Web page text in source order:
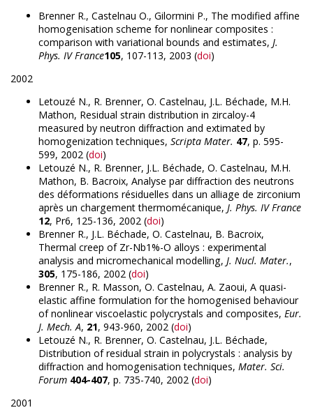
Brenner R., Castelnau O., Gilormini P., The modified affine
homogenisation scheme for nonlinear composites :
comparison with variational bounds and estimates, J.
Phys. IV France105, 107-113, 2003 (doi)
2002
Letouzé N., R. Brenner, O. Castelnau, J.L. Béchade, M.H.
Mathon, Residual strain distribution in zircaloy-4
measured by neutron diffraction and extimated by
homogenization techniques, Scripta Mater. 47, p. 595-
599, 2002 (doi)
Letouzé N., R. Brenner, J.L. Béchade, O. Castelnau, M.H.
Mathon, B. Bacroix, Analyse par diffraction des neutrons
des déformations résiduelles dans un alliage de zirconium
après un chargement thermomécanique, J. Phys. IV France
12, Pr6, 125-136, 2002 (doi)
Brenner R., J.L. Béchade, O. Castelnau, B. Bacroix,
Thermal creep of Zr-Nb1%-O alloys : experimental
analysis and micromechanical modelling, J. Nucl. Mater.,
305, 175-186, 2002 (doi)
Brenner R., R. Masson, O. Castelnau, A. Zaoui, A quasi-
elastic affine formulation for the homogenised behaviour
of nonlinear viscoelastic polycrystals and composites, Eur.
J. Mech. A, 21, 943-960, 2002 (doi)
Letouzé N., R. Brenner, O. Castelnau, J.L. Béchade,
Distribution of residual strain in polycrystals : analysis by
diffraction and homogenisation techniques, Mater. Sci.
Forum 404-407, p. 735-740, 2002 (doi)
2001